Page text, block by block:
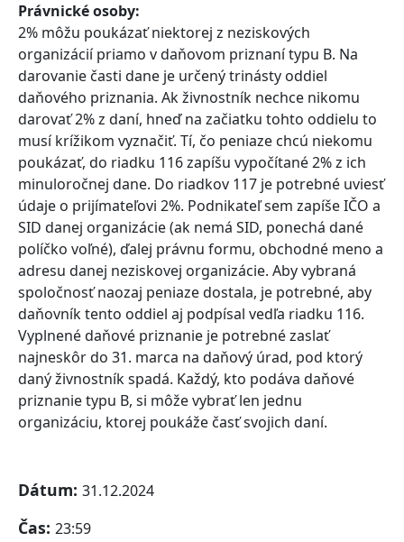
Právnické osoby:
2% môžu poukázať niektorej z neziskových
organizácií priamo v daňovom priznaní typu B. Na
darovanie časti dane je určený trinásty oddiel
daňového priznania. Ak živnostník nechce nikomu
darovať 2% z daní, hneď na začiatku tohto oddielu to
musí krížikom vyznačiť. Tí, čo peniaze chcú niekomu
poukázať, do riadku 116 zapíšu vypočítané 2% z ich
minuloročnej dane. Do riadkov 117 je potrebné uviesť
údaje o prijímateľovi 2%. Podnikateľ sem zapíše IČO a
SID danej organizácie (ak nemá SID, ponechá dané
políčko voľné), ďalej právnu formu, obchodné meno a
adresu danej neziskovej organizácie. Aby vybraná
spoločnosť naozaj peniaze dostala, je potrebné, aby
daňovník tento oddiel aj podpísal vedľa riadku 116.
Vyplnené daňové priznanie je potrebné zaslať
najneskôr do 31. marca na daňový úrad, pod ktorý
daný živnostník spadá. Každý, kto podáva daňové
priznanie typu B, si môže vybrať len jednu
organizáciu, ktorej poukáže časť svojich daní.
Dátum: 31.12.2024
Čas: 23:59